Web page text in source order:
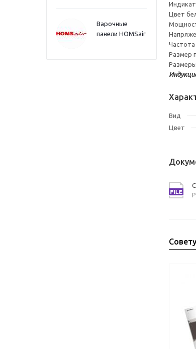
Варочные
панели HOMSair
Цвет
Частота
Размер
Вид
Цвет